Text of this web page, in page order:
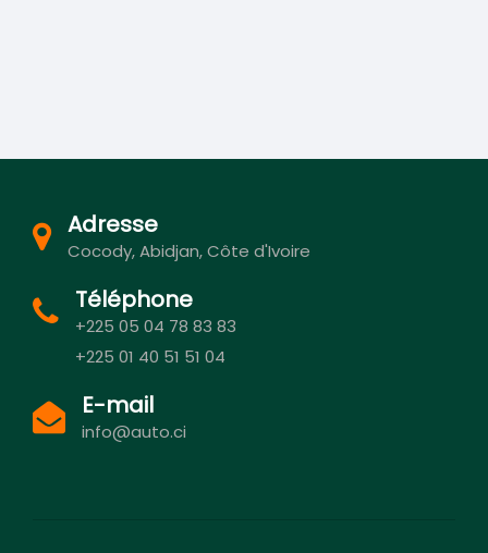
Adresse
Cocody, Abidjan, Côte d'Ivoire
Téléphone
+225 05 04 78 83 83
+225 01 40 51 51 04
E-mail
info@auto.ci